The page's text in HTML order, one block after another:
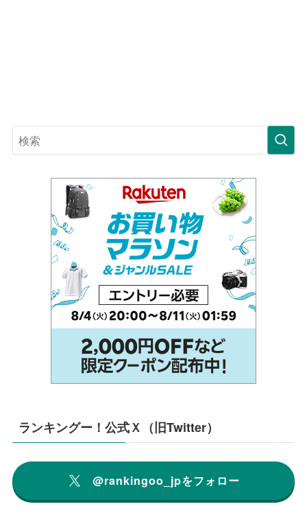
ランキングー！公式Ｘ（旧Twitter）
@rankingoo_jpをフォロー